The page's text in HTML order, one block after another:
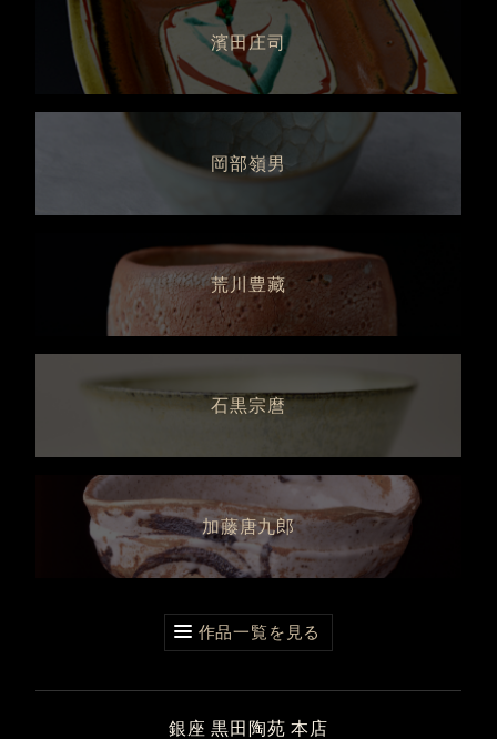
濱田庄司
岡部嶺男
荒川豊藏
石黒宗麿
加藤唐九郎
作品一覧を見る
銀座 黒田陶苑 本店